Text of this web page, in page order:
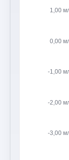
-3,00
-2,00
-1,00
0,00
1,00